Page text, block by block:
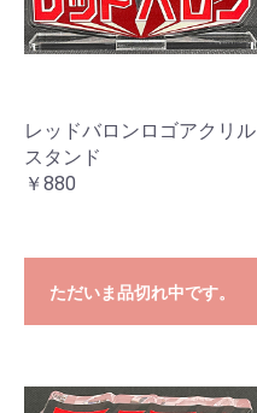
レッドバロンロゴアクリル
スタンド
￥880
ただいま品切れ中です。